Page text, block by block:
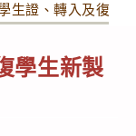
生證、轉入及復學
學生新製